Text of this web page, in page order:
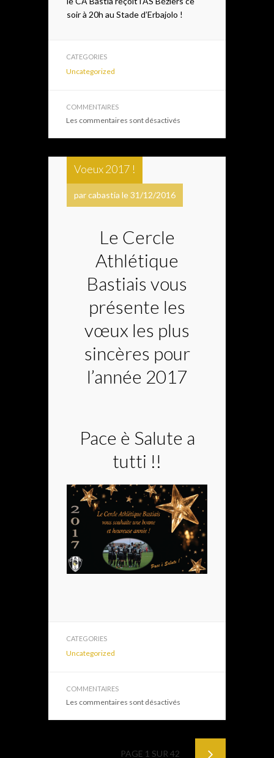
soir à 20h au Stade d’Erbajolo !
CATEGORIES
Uncategorized
COMMENTAIRES
Les commentaires sont désactivés
Voeux 2017 !
par cabastia le 31/12/2016
Le Cercle
Athlétique
Bastiais vous
présente les
vœux les plus
sincères pour
l’année 2017
Pace è Salute a
tutti !!
CATEGORIES
Uncategorized
COMMENTAIRES
Les commentaires sont désactivés
PAGE 1 SUR 42